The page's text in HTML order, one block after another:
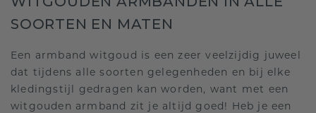
SOORTEN EN MATEN
Een armband witgoud is een zeer veelzijdig juweel
dat tijdens alle soorten gelegenheden en bij elke
kledingstijl gedragen kan worden, want met een
witgouden armband zit je altijd goed! Heb je een